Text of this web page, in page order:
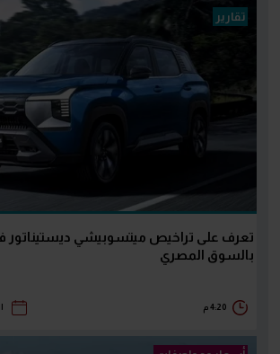
تقارير
تعرف على تراخيص ميتسوبيشي ديستيناتور
بالسوق المصري
4:20 م